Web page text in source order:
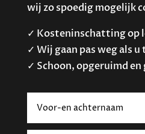
wij zo spoedig mogelijk
✓ Kosteninschatting op
✓ Wij gaan pas weg als
✓ Schoon, opgeruimd en